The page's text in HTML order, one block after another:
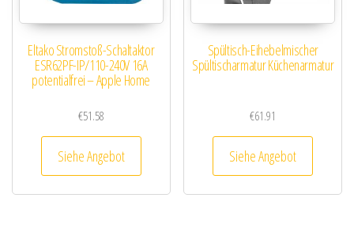
Eltako Stromstoß-Schaltaktor
ESR62PF-IP/110-240V 16A
potentialfrei – Apple Home
€51.58
Siehe Angebot
Spültisch-Eihebelmischer
Spültischarmatur Küchenarmatur
€61.91
Siehe Angebot